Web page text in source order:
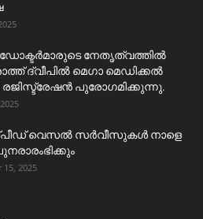
ഡോക്ടർമാരുടെ നേതൃത്വത്തിൽ
ദ്വീപിൽ മെഗാ മെഡിക്കൽ
രജിസ്ട്രേഷൻ പുരോഗമിക്കുന്നു.
വെസൽ സർവീസുകൾ നാളെ
15, 2025